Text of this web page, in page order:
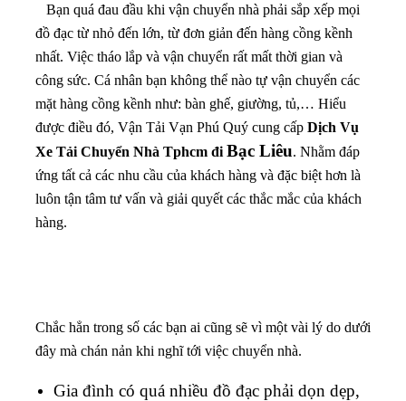
Bạn quá đau đầu khi vận chuyển nhà phải sắp xếp mọi
đồ đạc từ nhỏ đến lớn, từ đơn giản đến hàng cồng kềnh
nhất. Việc tháo lắp và vận chuyển rất mất thời gian và
công sức. Cá nhân bạn không thể nào tự vận chuyển các
mặt hàng cồng kềnh như: bàn ghế, giường, tủ,… Hiểu
được điều đó, Vận Tải Vạn Phú Quý cung cấp Dịch Vụ
Xe Tải Chuyển Nhà Tphcm đi Bạc Liêu. Nhằm đáp
ứng tất cả các nhu cầu của khách hàng và đặc biệt hơn là
luôn tận tâm tư vấn và giải quyết các thắc mắc của khách
hàng.
Chắc hẳn trong số các bạn ai cũng sẽ vì một vài lý do dưới
đây mà chán nản khi nghĩ tới việc chuyển nhà.
Gia đình có quá nhiều đồ đạc phải dọn dẹp,